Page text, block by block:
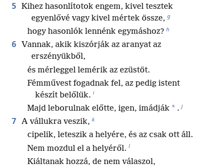
5 Kihez hasonlítotok engem, kivel tesztek
egyenlővé vagy kivel mértek össze, g
hogy hasonlók lennénk egymáshoz? h
6
Vannak, akik kiszórják az aranyat az
erszényükből,
és mérleggel lemérik az ezüstöt.
Fémművest fogadnak fel, az pedig istent
készít belőlük. i
Majd leborulnak előtte, igen, imádják * . j
7 A vállukra veszik, k
cipelik, leteszik a helyére, és az csak ott áll.
Nem mozdul el a helyéről. l
Kiáltanak hozzá, de nem válaszol,